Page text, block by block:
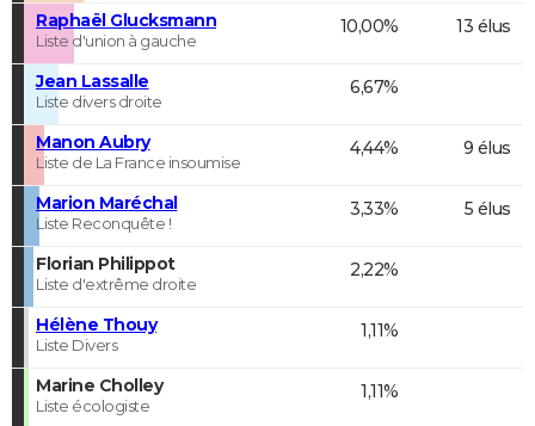
Raphaël Glucksmann
Liste d'union à gauche
10,00% 13 élus
Jean Lassalle
Liste divers droite
6,67%
Manon Aubry
Liste de La France insoumise
4,44% 9 élus
Marion Maréchal
Liste Reconquête !
3,33% 5 élus
Florian Philippot
Liste d'extrême droite
2,22%
Hélène Thouy
Liste Divers
1,11%
Marine Cholley
Liste écologiste
1,11%